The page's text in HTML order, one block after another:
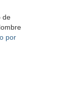
de
por